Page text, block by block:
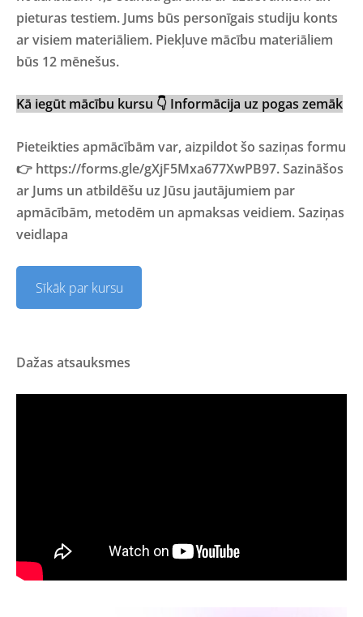
pieturas testiem. Jums būs personīgais studiju konts
ar visiem materiāliem. Piekļuve mācību materiāliem
būs 12 mēnešus.
Kā iegūt mācību kursu 👇 Informācija uz pogas zemāk
Pieteikties apmācībām var, aizpildot šo saziņas formu
👉 https://forms.gle/gXjF5Mxa677XwPB97. Sazināšos
ar Jums un atbildēšu uz Jūsu jautājumiem par
apmācībām, metodēm un apmaksas veidiem. Saziņas
veidlapa
Sīkāk par kursu
Dažas atsauksmes